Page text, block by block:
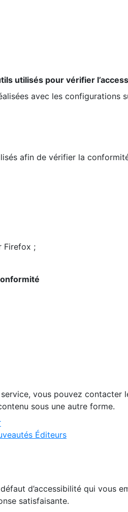
utilisés pour vérifier
avec les configurations
afin de vérifier la
Firefox ;
vous pouvez
sous une autre forme.
Éditeurs
d’accessibilité qui vous
satisfaisante.